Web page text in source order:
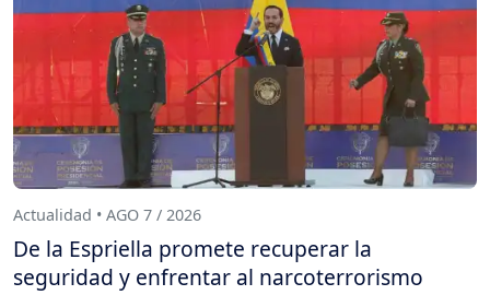
Actualidad • AGO 7 / 2026
De la Espriella promete recuperar la
seguridad y enfrentar al narcoterrorismo